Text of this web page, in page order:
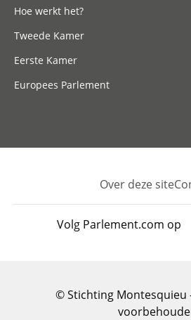
Hoe werkt het?
Tweede Kamer
Eerste Kamer
Europees Parlement
Footer
Over deze site
Volg Parlement.com op
© Stichting Montesquieu